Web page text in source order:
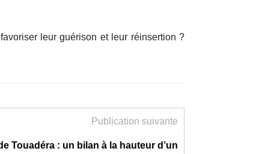
leur guérison et leur réinsertion ?
Publication suivante
Touadéra : un bilan à la hauteur d’un